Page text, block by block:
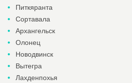
Питкяранта
Сортавала
Архангельск
Олонец
Новодвинск
Вытегра
Лахденпохья